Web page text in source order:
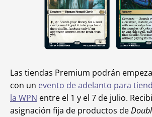
Las tiendas Premium podrán
con un evento de adelanto para
la WPN entre el 1 y el 7 de julio.
asignación fija de productos de